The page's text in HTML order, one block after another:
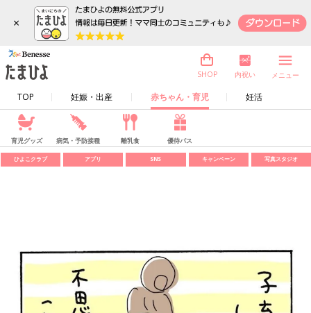
×
TOP 妊娠・出産 赤ちゃん・育児 妊活
SHOP 内祝い メニュー
育児グッズ 病気・予防接種 離乳食 優待パス
ひよこクラブ アプリ SNS キャンペーン 写真スタジオ